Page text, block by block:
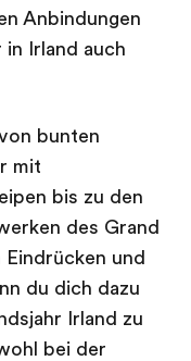
Anbindungen
in Irland auch
bunten
mit
bis zu den
des Grand
Eindrücken und
du dich dazu
Irland zu
bei der